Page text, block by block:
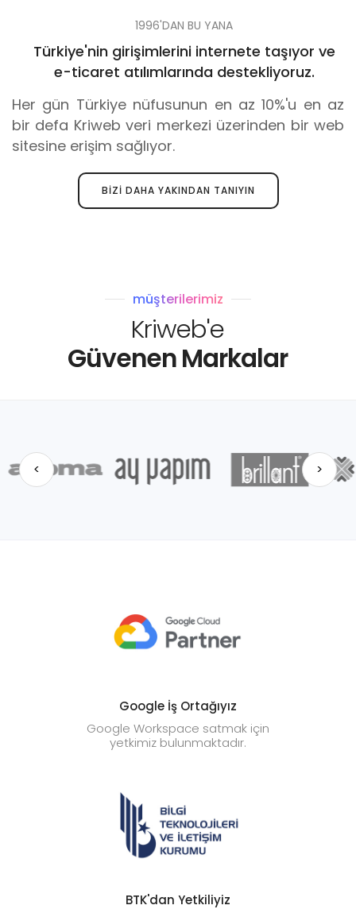
1996'DAN BU YANA
Türkiye'nin girişimlerini internete taşıyor ve
e-ticaret atılımlarında destekliyoruz.
Her gün Türkiye nüfusunun en az 10%'u en az
bir defa Kriweb veri merkezi üzerinden bir web
sitesine erişim sağlıyor.
BIZI DAHA YAKINDAN TANIYIN
müşterilerimiz
Kriweb'e
Güvenen Markalar
< >
Google İş Ortağıyız
Google Workspace satmak için
yetkimiz bulunmaktadır.
BTK'dan Yetkiliyiz